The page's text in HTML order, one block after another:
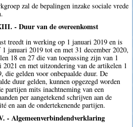
zal de bepalingen inzake sociale vrede
- Duur van de overeenkomst
treedt in werking op 1 januari 2019 en is
januari 2019 tot en met 31 december 2020,
18 en 27 die van toepassing zijn van 1
en met uitzondering van de artikelen 1
die gelden voor onbepaalde duur. De
duur gelden, kunnen opgezegd worden
partijen mits inachtneming van een
per aangetekend schrijven aan de
en aan de ondertekenende partijen.
- Algemeenverbindendverklaring